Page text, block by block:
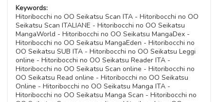
10 Novembre 2020
Capitolo 66
10 Novembre 2020
Capitolo 65
10 Novembre 2020
Capitolo 54
10 Novembre 2020
Capitolo 53
10 Novembre 2020
Capitolo 52
Capitolo 43
10 Novembre 2020
Capitolo 42
10 Novembre 2020
Capitolo 41
Capitolo 33
10 Novembre 2020
Capitolo 32
10 Novembre 2020
Capitolo 31
10 Novembre 2020
10 Novembre 2020
Capitolo 21
10 Novembre 2020
Capitolo 20
10 Novembre 2020
Capitolo 08
10 Novembre 2020
Capitolo 07
10 Novembre 2020
Keywords:
Hitoribocchi no OO Seikatsu Scan ITA - Hitoribocchi no OO
Seikatsu Scan ITALIANE - Hitoribocchi no OO Seikatsu
MangaWorld - Hitoribocchi no OO Seikatsu MangaDex -
Hitoribocchi no OO Seikatsu MangaEden - Hitoribocchi no
OO Seikatsu SUB ITA - Hitoribocchi no OO Seikatsu Leggi
online - Hitoribocchi no OO Seikatsu Reader ITA -
Hitoribocchi no OO Seikatsu Scan online - Hitoribocchi no
OO Seikatsu Read online - Hitoribocchi no OO Seikatsu
Online - Hitoribocchi no OO Seikatsu Manga ITA -
Hitoribocchi no OO Seikatsu Manga Scan - Hitoribocchi no